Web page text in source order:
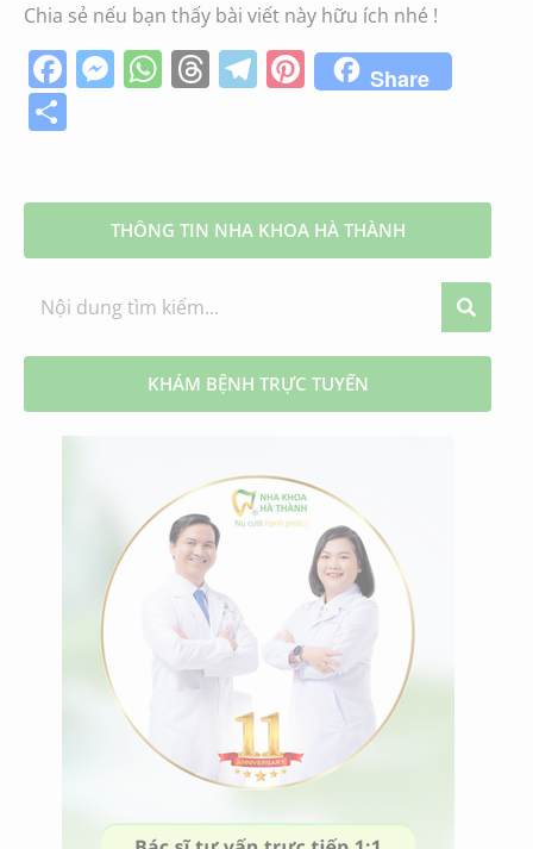
Chia sẻ nếu bạn thấy bài viết này hữu ích nhé !
Facebook
Messenger
WhatsApp
Threads
Telegram
Pinterest
Share
THÔNG TIN NHA KHOA HÀ THÀNH
KHÁM BỆNH TRỰC TUYẾN